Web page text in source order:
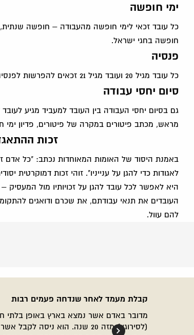
ימי חופשה
כל עובד זכאי לימי חופשה מהעבודה – חופשה שנתית,
חופשה בחגי ישראל.
פנסיה
כל עובד מגיל 20 ועובד מגיל 21 זכאים להפרשות לפנסיה, המתחלקים בין המעסיק לבין העובד.
סיום יחסי עבודה
גם בסיום יחסי העבודה בין העובד למעביד מגיע
מראש, מכתב פיטורים במקרה של פיטורים, פדיון ימי
זכות
באמנת היסוד של האומות המאוחדות נכתב: "כל אדם
לאגודות כדי להגן על ענייניו". זוהי זכות דמוקרטית
היא לאפשר לכל עובד להגן על זכויותיו מול המעסיק
העובדים את תנאי עבודתם, את שכרם ודואגים
להם עוול.
קבלת מעמד לאחר שנדחה פעמים רבות
מדובר באדם אשר נמצא בארץ באופן בלתי
(לסירוגין) מזה 20 שנה. הוא ניסה לקבל